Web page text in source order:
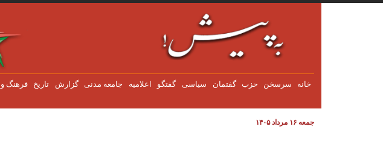
خانه سرسخن حزب گفتمان سياسی گفتگو اعلاميه جامعه مدنی گزارش تاریخ فرهنگ و
جمعه ۱۶ مرداد ۱۴۰۵